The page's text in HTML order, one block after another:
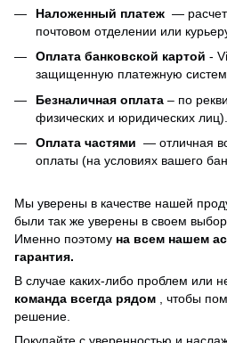
Наложенный платеж —
почтовом отделении или
Оплата банковской картой -
защищенную платежную
Безналичная оплата – по
физических и юридических лиц).
Оплата частями — отличная
оплаты (на условиях вашего
Мы уверены в качестве нашей
были так же уверены в своем
Именно поэтому на всем нашем
гарантия.
В случае каких-либо проблем или
команда всегда рядом , чтобы
решение.